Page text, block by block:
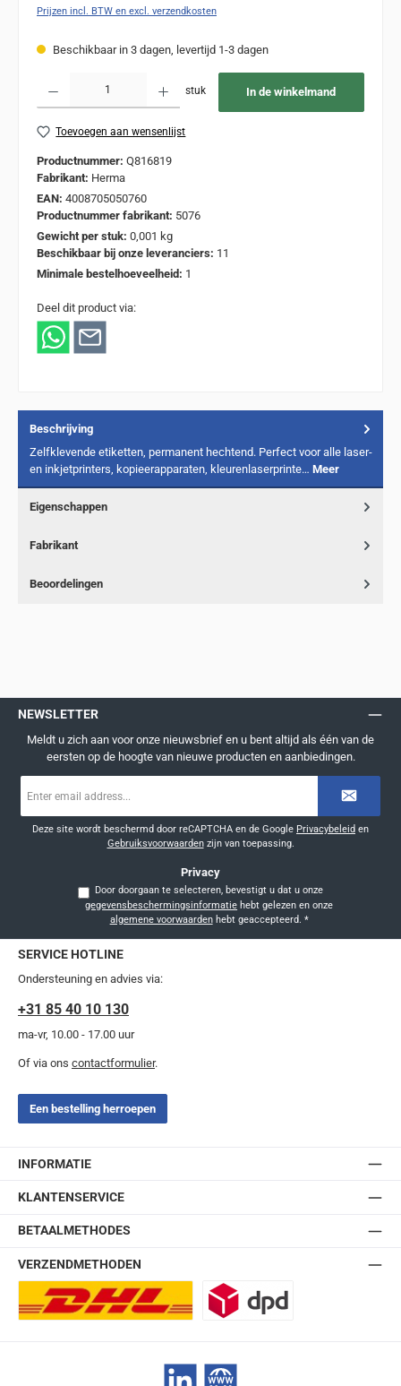
Prijzen incl. BTW en excl. verzendkosten
Beschikbaar in 3 dagen, levertijd 1-3 dagen
stuk In de winkelmand
Toevoegen aan wensenlijst
Productnummer: Q816819
Fabrikant: Herma
EAN: 4008705050760
Productnummer fabrikant: 5076
Gewicht per stuk: 0,001 kg
Beschikbaar bij onze leveranciers: 11
Minimale bestelhoeveelheid: 1
Deel dit product via:
Beschrijving
Zelfklevende etiketten, permanent hechtend. Perfect voor alle laser-
en inkjetprinters, kopieerapparaten, kleurenlaserprinte… Meer
Eigenschappen
Fabrikant
Beoordelingen
NEWSLETTER
Meldt u zich aan voor onze nieuwsbrief en u bent altijd als één van de
eersten op de hoogte van nieuwe producten en aanbiedingen.
mailadres
Deze site wordt beschermd door reCAPTCHA en de Google Privacybeleid en
Gebruiksvoorwaardenzijn van toepassing.
Privacy
Door doorgaan te selecteren, bevestigt u dat u onze
gegevensbeschermingsinformatie
algemene voorwaardenhebt geaccepteerd. *
SERVICE HOTLINE
Ondersteuning en advies via:
+31 85 40 10 130
ma-vr, 10.00 - 17.00 uur
Of via ons contactformulier.
Een bestelling herroepen
INFORMATIE
KLANTENSERVICE
BETAALMETHODES
VERZENDMETHODEN